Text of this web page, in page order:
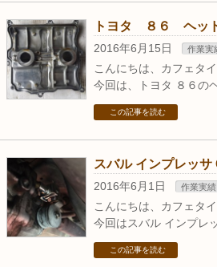
トヨタ ８６ ヘッ
2016年6月15日 作業実
こんにちは、カフェタ
今回は、トヨタ ８６の
この記事を読む
2016年6月1日 作業実績
こんにちは、カフェタ
今回はスバル インプレ
この記事を読む